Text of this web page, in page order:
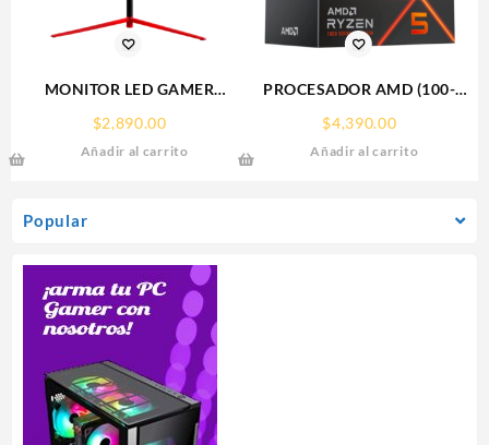
Popular
MONITOR LED GAMER
ODYSSEY MTX24G/23.8
PLANO 16:9/144HZ/FULL
$2,890.00
Añadir al carrito
PROCESADOR AMD (100-
7600 S-AM5, 6 CORE 3.8
GHZ, 65W, C/GRAFICOS,
$4,390.00
Añadir al carrito